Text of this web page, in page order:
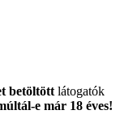
betöltött látogatók
e már 18 éves!